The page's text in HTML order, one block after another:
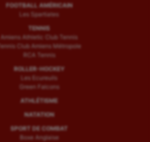
FOOTBALL AMÉRICAIN
Les Spartiates
TENNIS
Amiens Athletic Club Tennis
Tennis Club Amiens Métropole
RCA Tennis
ROLLER-HOCKEY
Les Ecureuils
Green Falcons
ATHLÉTISME
NATATION
SPORT DE COMBAT
Boxe Anglaise